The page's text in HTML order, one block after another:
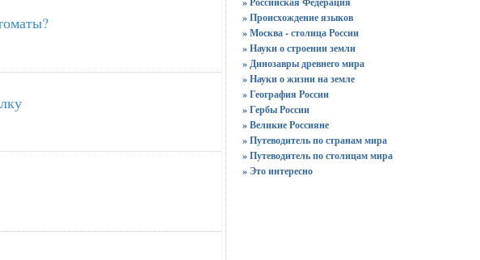
» Происхождение языков
» Москва - столица России
» Науки о строении земли
» Динозавры древнего мира
» Науки о жизни на земле
» География России
» Гербы России
» Великие Россияне
» Путеводитель по странам мира
» Путеводитель по столицам мира
» Это интересно